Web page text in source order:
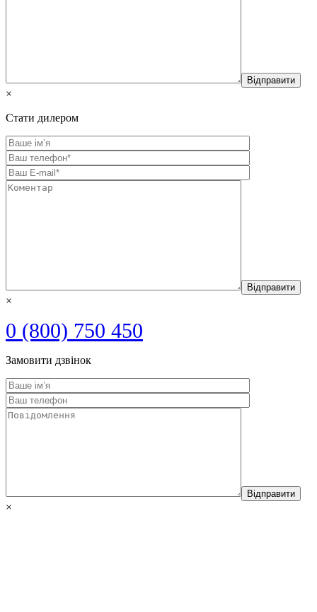
×
Стати дилером
×
0 (800) 750 450
Замовити дзвінок
×